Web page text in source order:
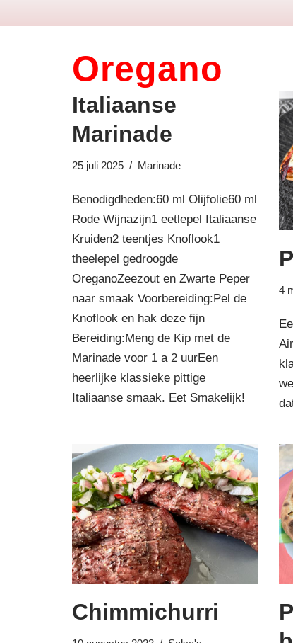
Oregano
Italiaanse
Marinade
25 juli 2025 Marinade
Benodigdheden:60 ml Olijfolie60 ml
Rode Wijnazijn1 eetlepel Italiaanse
Kruiden2 teentjes Knoflook1
theelepel gedroogde
OreganoZeezout en Zwarte Peper
naar smaak Voorbereiding:Pel de
Knoflook en hak deze fijn
Bereiding:Meng de Kip met de
Marinade voor 1 a 2 uurEen
heerlijke klassieke pittige
Italiaanse smaak. Eet Smakelijk!
4
Chimmichurri